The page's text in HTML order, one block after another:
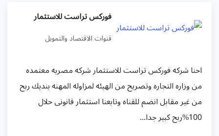
فوركس تراست للاستثمار
قنوات الاقتصاد والتمويل
احنا شركه فوركس تراست للاستثمار شركه مصريه معتمده
من وزاره التجاره وتصريح من الهيئه لمزاوله المهنه بنديك ربح
من غير مقابل انضم للقناه وتابعنا استثمار قانونى حلال
100%ربح كبير جدا...